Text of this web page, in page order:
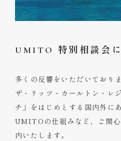
UMITO 特別相談会
多くの反響をいただいており
ザ・リッツ・カールトン・レ
チ」をはじめとする国内外に
UMITOの仕組みなど、ご関
内いたします。